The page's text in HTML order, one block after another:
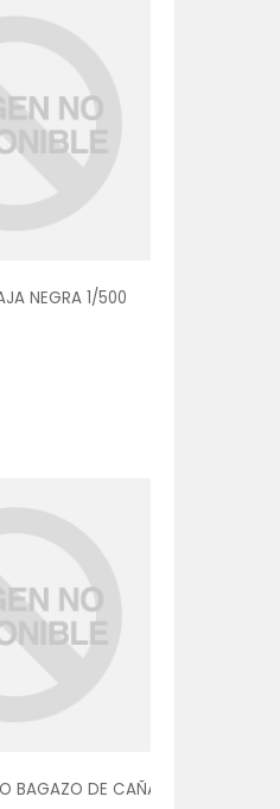
NEGRA 1/500
BAGAZO DE CAÑA C/DIV 4X50